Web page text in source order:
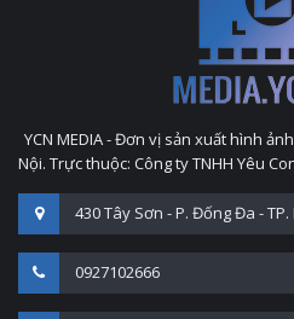
YCN MEDIA - Đơn vị sản xuất hình
Nội. Trực thuộc: Công ty TNHH Yêu
430 Tây Sơn - P. Đống Đa - TP.
0927102666